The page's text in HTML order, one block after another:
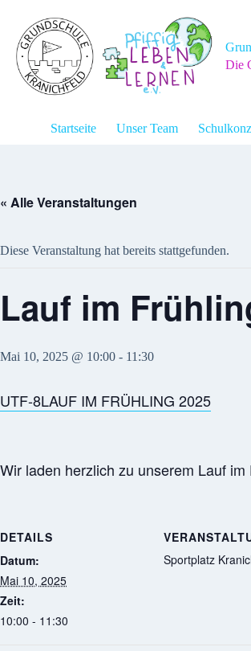
springen
Die
Startseite Unser Team
« Alle Veranstaltungen
Diese Veranstaltung hat bereits stattgefunden.
Lauf im
Mai 10, 2025 @ 10:00 - 11:30
UTF-8LAUF IM FRÜHLING 2025
Wir laden herzlich zu unserem Lauf im
DETAILS
Datum:
Mai 10, 2025
Zeit:
10:00 - 11:30
Sportplatz